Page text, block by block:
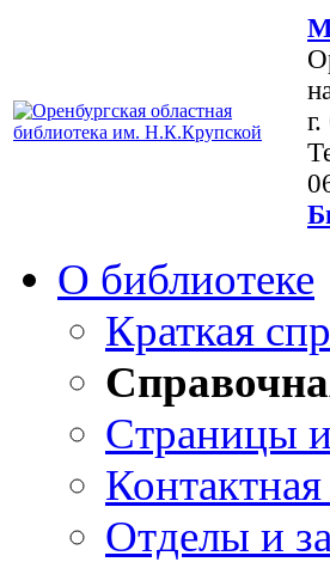
О библиотеке
Краткая
Страницы
Отделы и